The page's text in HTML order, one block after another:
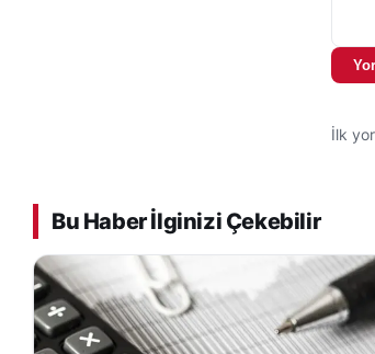
İlk
Bu Haber İlginizi Çekebilir